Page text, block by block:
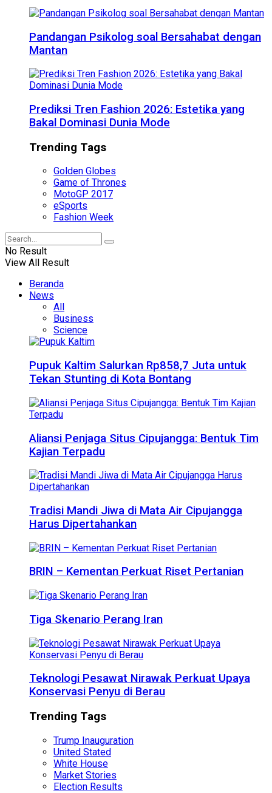
Pandangan Psikolog soal Bersahabat dengan
Mantan
Prediksi Tren Fashion 2026: Estetika yang
Bakal Dominasi Dunia Mode
Trending Tags
Golden Globes
Game of Thrones
MotoGP 2017
eSports
Fashion Week
No Result
View All Result
Beranda
News
All
Business
Science
Pupuk Kaltim Salurkan Rp858,7 Juta untuk
Tekan Stunting di Kota Bontang
Aliansi Penjaga Situs Cipujangga: Bentuk Tim
Kajian Terpadu
Tradisi Mandi Jiwa di Mata Air Cipujangga
Harus Dipertahankan
BRIN – Kementan Perkuat Riset Pertanian
Tiga Skenario Perang Iran
Teknologi Pesawat Nirawak Perkuat Upaya
Konservasi Penyu di Berau
Trending Tags
Trump Inauguration
United Stated
White House
Market Stories
Election Results